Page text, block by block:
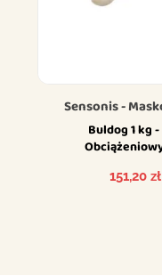
Sensonis -
Buldog 1 kg
Cena
151,20 zł